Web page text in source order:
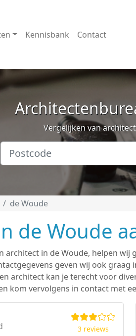
Kennisbank Contact
Vergelijken van
de Woude
de Woude
architect in de Woude, helpen
geven wij ook
architect kan je terecht voor
kom vervolgens in contact met
3 reviews